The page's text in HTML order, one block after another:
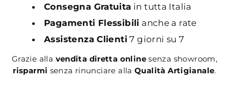
Consegna Gratuita in tutta Italia
Pagamenti Flessibili anche a rate
Assistenza Clienti7 giorni su 7
Grazie alla vendita diretta onlinesenza showroom,
risparmi senza rinunciare allaQualità Artigianale.